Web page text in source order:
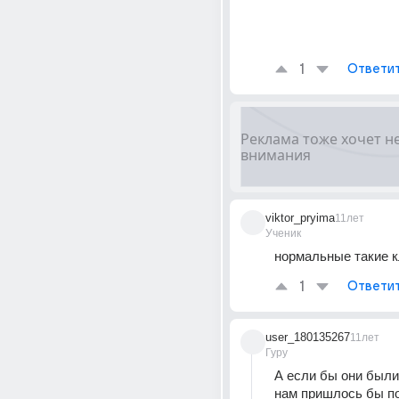
1
viktor_pryima
Ученик
11лет
нормальные такие
1
user_180135267
Гуру
11лет
А если бы они
нам пришлось бы